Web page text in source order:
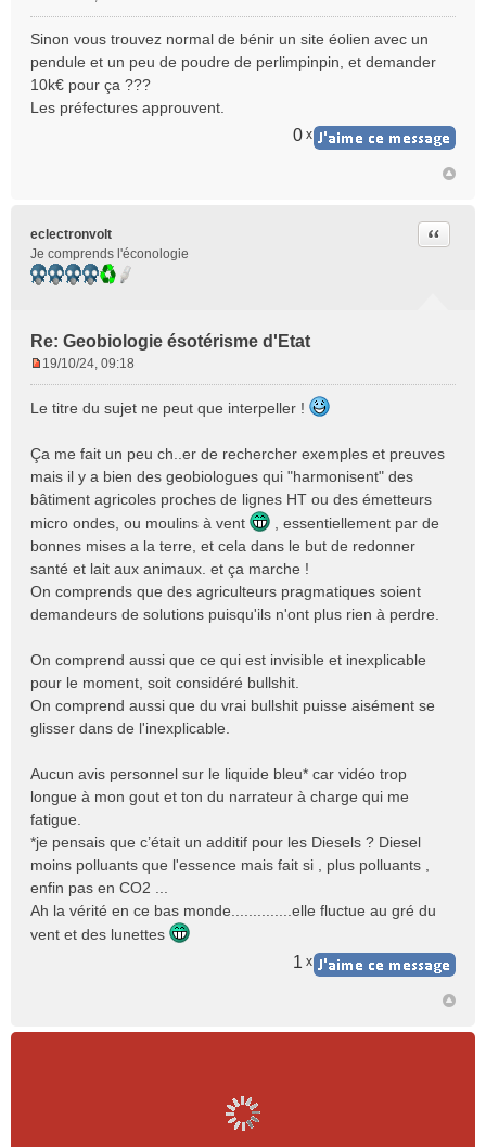
s
s
a
g
Sinon vous trouvez normal de bénir un site éolien avec un
pendule et un peu de poudre de perlimpinpin, et demander
10k€ pour ça ???
Les préfectures approuvent.
0 x
eclectronvolt
Je comprends l'éconologie
Re: Geobiologie ésotérisme d'Etat
Citer
s
a
g
e
o
n
l
u
19/10/24, 09:18
Le titre du sujet ne peut que interpeller !
Ça me fait un peu ch..er de rechercher exemples et preuves
mais il y a bien des geobiologues qui "harmonisent" des
bâtiment agricoles proches de lignes HT ou des émetteurs
micro ondes, ou moulins à vent
, essentiellement par de
bonnes mises a la terre, et cela dans le but de redonner
santé et lait aux animaux. et ça marche !
On comprends que des agriculteurs pragmatiques soient
demandeurs de solutions puisqu'ils n'ont plus rien à perdre.
On comprend aussi que ce qui est invisible et inexplicable
pour le moment, soit considéré bullshit.
On comprend aussi que du vrai bullshit puisse aisément se
glisser dans de l'inexplicable.
Aucun avis personnel sur le liquide bleu* car vidéo trop
longue à mon gout et ton du narrateur à charge qui me
fatigue.
*je pensais que c’était un additif pour les Diesels ? Diesel
moins polluants que l'essence mais fait si , plus polluants ,
enfin pas en CO2 ...
Ah la vérité en ce bas monde..............elle fluctue au gré du
vent et des lunettes
1 x